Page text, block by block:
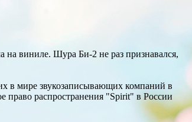
на виниле. Шура Би-2 не раз признавался,
в мире звукозаписывающих компаний в
право распространения "Spirit" в России